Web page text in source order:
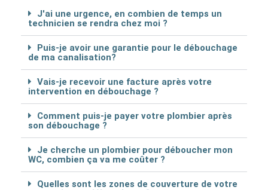
J'ai une urgence, en combien de temps un
technicien se rendra chez moi ?
Puis-je avoir une garantie pour le débouchage
de ma canalisation?
Vais-je recevoir une facture après votre
intervention en débouchage ?
Comment puis-je payer votre plombier après
son débouchage ?
Je cherche un plombier pour déboucher mon
WC, combien ça va me coûter ?
Quelles sont les zones de couverture de votre